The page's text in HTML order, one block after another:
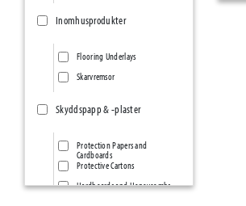
Inomhusprodukter
Flooring Underlays
Skarvremsor
Skyddspapp & -plaster
Protection Papers and
Cardboards
Protective Cartons
Hardboards and Honeycombs